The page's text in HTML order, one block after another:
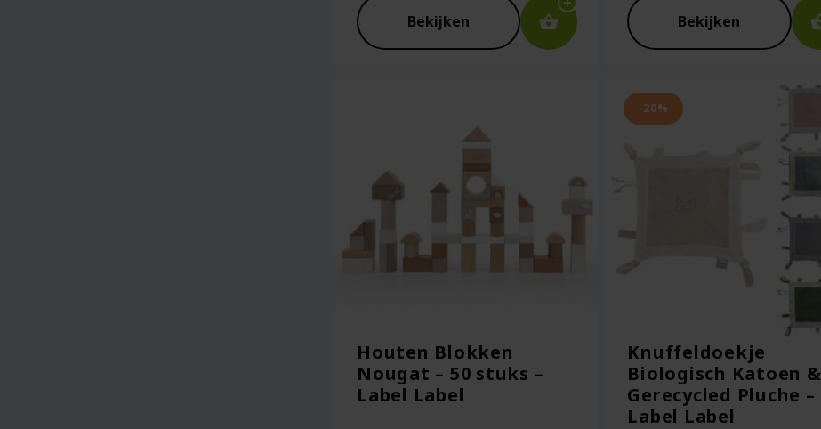
Bekijken Bekijken
Houten Blokken
Nougat – 50 stuks –
Label Label
-20%
Knuffeldoekje
Biologisch Katoen &
Gerecycled Pluche –
Label Label